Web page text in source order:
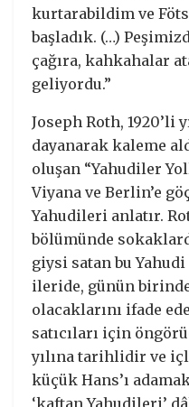
kurtarabildim ve
başladık. (…)
çağıra, kahkahalar
geliyordu.”
Joseph Roth,
dayanarak kaleme
oluşan “Yahudiler
Viyana ve Berlin’e
Yahudileri anlatır.
bölümünde
giysi satan bu Yahudi
ileride, günün
olacaklarını ifade
satıcıları için
yılına tarihlidir ve
küçük Hans’ı
‘kaftan Yahudileri’